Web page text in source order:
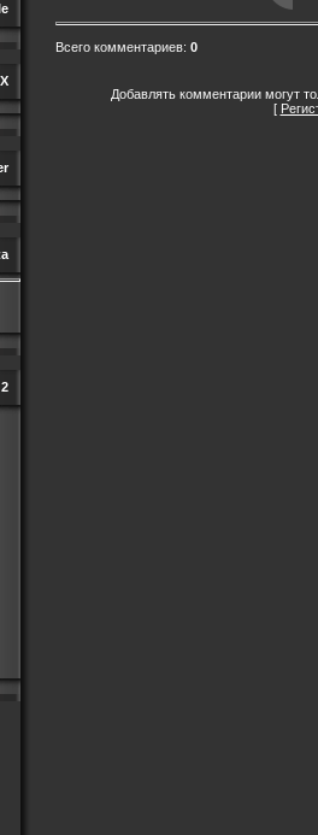
Всего комментариев: 0
Добавлять комментарии могут
[